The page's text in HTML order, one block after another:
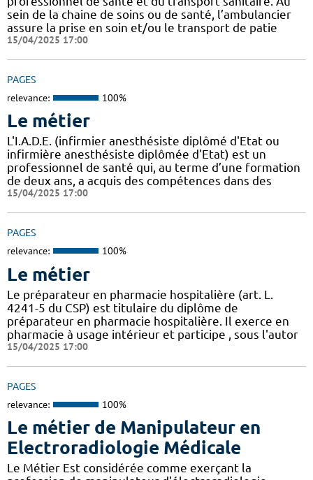
sein de la chaine de soins ou de santé, l’ambulancier
assure la prise en soin et/ou le transport de patie
15/04/2025 17:00
PAGES
relevance: 100%
Le métier
L'I.A.D.E. (infirmier anesthésiste diplômé d'Etat ou
infirmière anesthésiste diplômée d'Etat) est un
professionnel de santé qui, au terme d’une formation
de deux ans, a acquis des compétences dans des
15/04/2025 17:00
PAGES
relevance: 100%
Le métier
Le préparateur en pharmacie hospitalière (art. L.
4241-5 du CSP) est titulaire du diplôme de
préparateur en pharmacie hospitalière. Il exerce en
pharmacie à usage intérieur et participe , sous l'autor
15/04/2025 17:00
PAGES
relevance: 100%
Le métier de Manipulateur en
Electroradiologie Médicale
Le Métier Est considérée comme exerçant la